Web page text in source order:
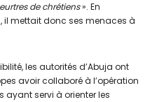
de chrétiens». En
mettait donc ses menaces à
les autorités d’Abuja ont
avoir collaboré à l’opération
ayant servi à orienter les